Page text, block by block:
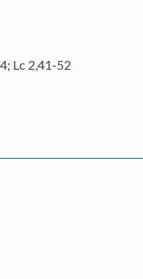
Lc 2,41-52